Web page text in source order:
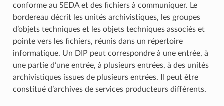
conforme au SEDA et des fichiers à communiquer. Le
bordereau décrit les unités archivistiques, les groupes
d’objets techniques et les objets techniques associés et
pointe vers les fichiers, réunis dans un répertoire
informatique. Un DIP peut correspondre à une entrée, à
une partie d’une entrée, à plusieurs entrées, à des unités
archivistiques issues de plusieurs entrées. Il peut être
constitué d’archives de services producteurs différents.